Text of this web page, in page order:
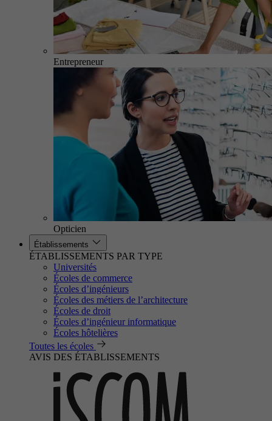
Entrepreneur
Opticien
Établissements
ÉTABLISSEMENTS PAR TYPE
Universités
Écoles de commerce
Écoles d’ingénieurs
Écoles des métiers de l’architecture
Écoles de droit
Écoles d’ingénieur informatique
Écoles hôtelières
Toutes les écoles
AVIS DES ÉTABLISSEMENTS